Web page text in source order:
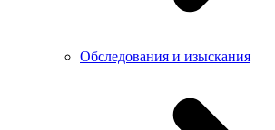
Обследования и изыскания